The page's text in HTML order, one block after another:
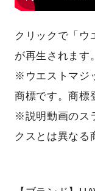
クリックで「ウ
が再生されます。
※ウエストマジ
商標です。商標
※説明動画のス
クスとは異なる